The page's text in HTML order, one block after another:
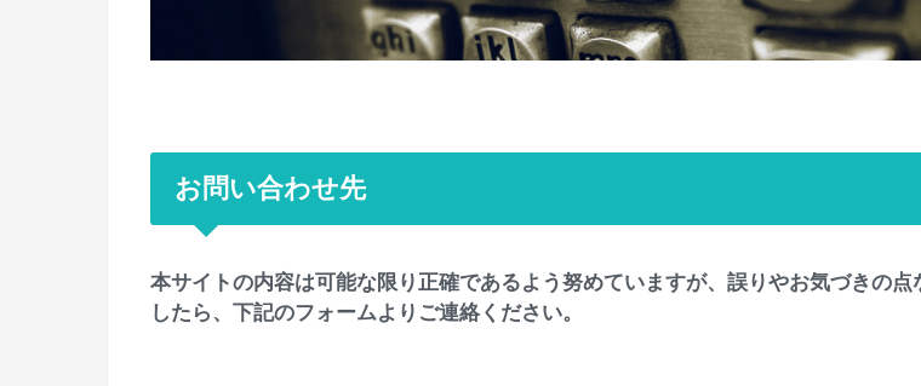
お問い合わせ先
本サイトの内容は可能な限り正確であるよう努めていますが、誤りやお気づきの点
したら、下記のフォームよりご連絡ください。